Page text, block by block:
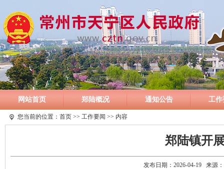
网站首页 郑陆概况 通知公告 工作
您当前的位置： 首页 >> 工作要闻 >> 内容
郑陆镇开
发布日期：2026-04-19 来源